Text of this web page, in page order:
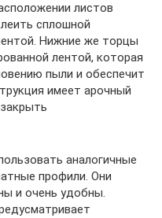
листов
сплошной
Нижние же торцы
лентой, которая
пыли и обеспечит
имеет арочный
аналогичные
профили. Они
и очень удобны.